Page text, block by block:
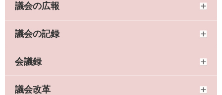
議会の広報
議会の記録
会議録
議会改革